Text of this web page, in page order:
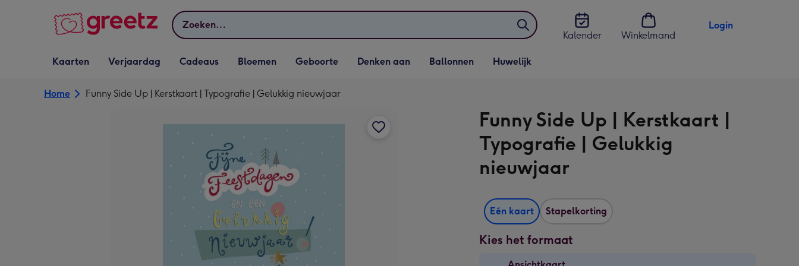
Zoeken
Kalender
Winkelmand
Login
Vervolgkeuzelijst
Kaarten openen
Kaarten
Vervolgkeuzelijst
Verjaardag openen
Verjaardag
Vervolgkeuzelijst
Cadeaus openen
Cadeaus
Vervolgkeuzelijst
Bloemen openen
Bloemen
Vervolgkeuzelijst
Geboorte openen
Geboorte
Vervolgkeuzelijst
Denken aan openen
Denken aan
Vervolgkeuzelijst
Ballonnen openen
Ballonnen
Vervolgkeuzelijst
Huwelijk openen
Huwelijk
Home Funny Side Up | Kerstkaart | Typografie | Gelukkig nieuwjaar
Funny Side Up | Kerstkaart |
Typografie | Gelukkig
nieuwjaar
Eén kaart Stapelkorting
Kies het formaat